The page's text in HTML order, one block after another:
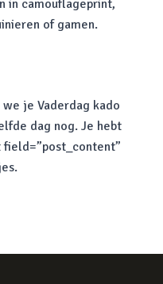
in camouflageprint,
of gamen.
je Vaderdag kado
dag nog. Je hebt